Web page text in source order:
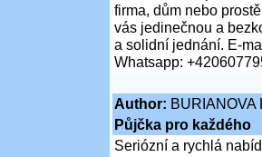
firma, dům nebo
vás jedinečnou a
a solidní jednání. E-
Whatsapp:
Author: BURIANOVA
Půjčka pro každého
Seriózní a rychlá